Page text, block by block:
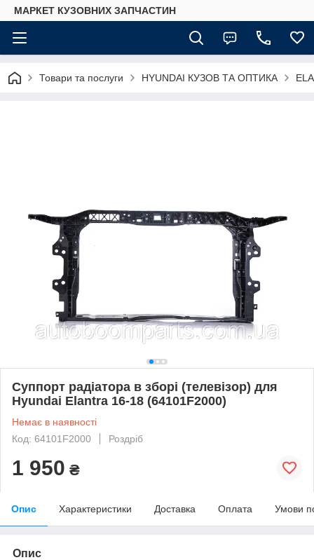
МАРКЕТ КУЗОВНИХ ЗАПЧАСТИН
Товари та послуги HYUNDAI КУЗОВ ТА ОПТИКА
Суппорт радіатора в зборі (телевізор) для
Hyundai Elantra 16-18 (64101F2000)
Немає в наявності
Код: 64101F2000
Роздріб
1 950 ₴
Опис Характеристики Доставка Оплата Умови
Опис